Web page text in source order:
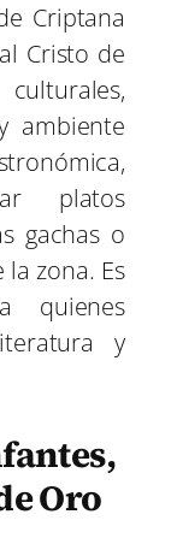
Criptana
Cristo de
ambiente
platos
gachas o
la zona. Es
quienes
y
Oro